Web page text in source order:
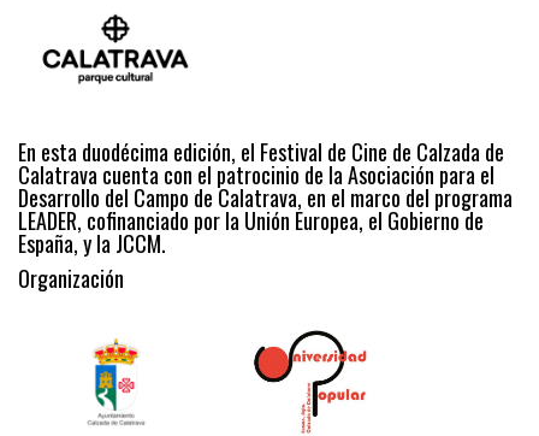
En esta duodécima edición, el Festival de Cine de Calzada de
Calatrava cuenta con el patrocinio de la Asociación para el
Desarrollo del Campo de Calatrava, en el marco del programa
LEADER, cofinanciado por la Unión Europea, el Gobierno de
España, y la JCCM.
Organización